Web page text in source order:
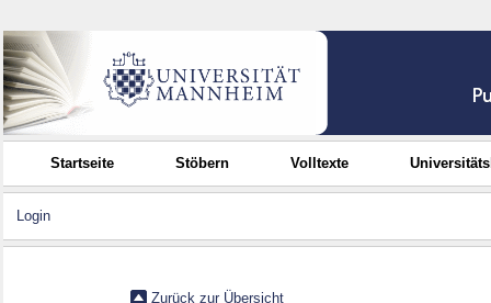
Startseite Stöbern Volltexte
Login
Zurück zur Übersicht